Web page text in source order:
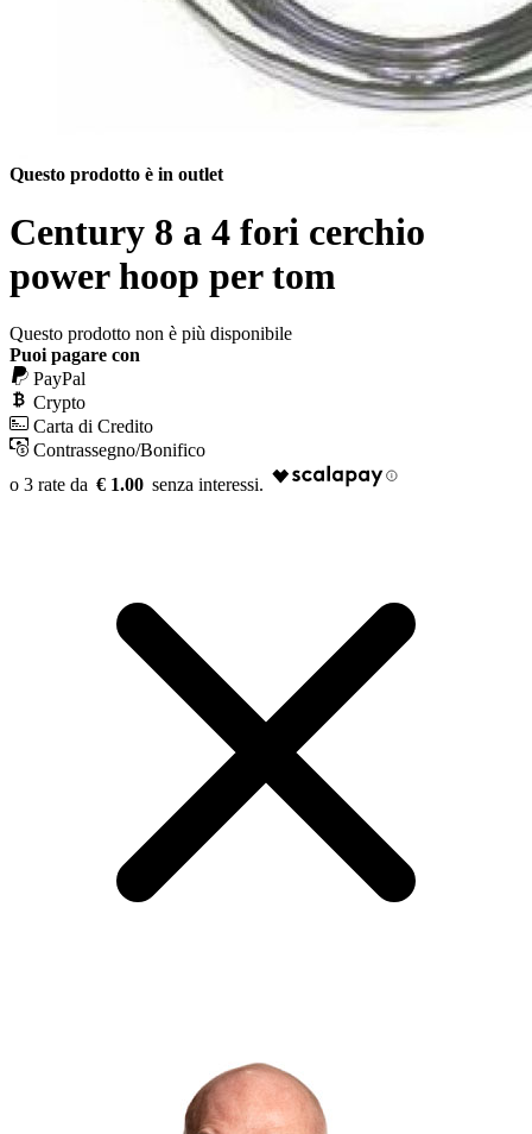
Questo prodotto è in outlet
Century 8 a 4 fori cerchio
power hoop per tom
Questo prodotto non è più disponibile
Puoi pagare con
PayPal
Crypto
Carta di Credito
Contrassegno/Bonifico
€ 1.00